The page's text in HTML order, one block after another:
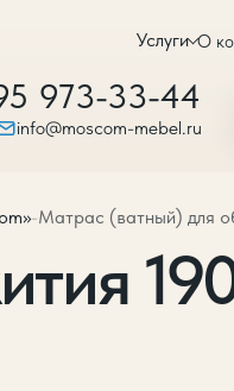
Услуги О
973-33-44
info@moscom-mebel.ru
-Матрас (ватный) для